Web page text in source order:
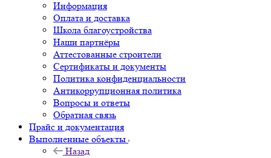
Информация
Оплата и доставка
Школа благоустройства
Наши партнёры
Аттестованные строители
Сертификаты и документы
Политика конфиденциальности
Антикоррупционная политика
Вопросы и ответы
Обратная связь
Прайс и документация
Выполненные объекты
Назад